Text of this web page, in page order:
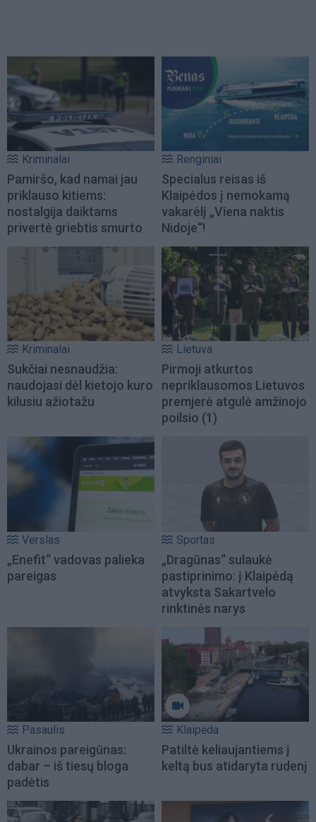
Kriminalai
Pamiršo, kad namai jau
priklauso kitiems:
nostalgija daiktams
privertė griebtis smurto
Renginiai
Specialus reisas iš
Klaipėdos į nemokamą
vakarėlį „Viena naktis
Nidoje“!
Kriminalai
Sukčiai nesnaudžia:
naudojasi dėl kietojo kuro
kilusiu ažiotažu
Lietuva
Pirmoji atkurtos
nepriklausomos Lietuvos
premjerė atgulė amžinojo
poilsio (1)
Verslas
„Enefit“ vadovas palieka
pareigas
Sportas
„Dragūnas“ sulaukė
pastiprinimo: į Klaipėdą
atvyksta Sakartvelo
rinktinės narys
Pasaulis
Ukrainos pareigūnas:
dabar – iš tiesų bloga
padėtis
Klaipėda
Patiltė keliaujantiems į
keltą bus atidaryta rudenį